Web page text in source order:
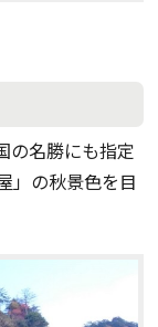
の名勝にも指定
」の秋景色を目